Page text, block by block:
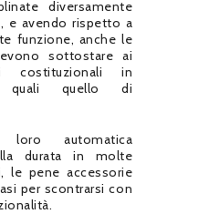
diversamente
e avendo rispetto a
funzione, anche le
sottostare ai
costituzionali in
quello di
automatica
durata in molte
le pene accessorie
per scontrarsi con